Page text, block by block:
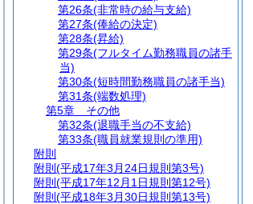
第26条(非常時の給与支給)
第27条(俸給の決定)
第28条(昇給)
第29条(フルタイム勤務職員の諸手
当)
第30条(短時間勤務職員の諸手当)
第31条(端数処理)
第5章
その他
第32条(退職手当の不支給)
第33条(職員就業規則の準用)
附則
附則 (平成17年3月24日規則第3号)
附則 (平成17年12月1日規則第12号)
附則 (平成18年3月30日規則第13号)